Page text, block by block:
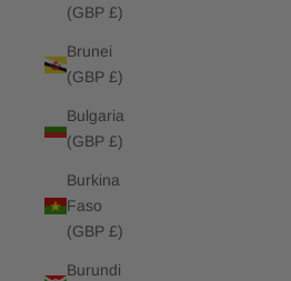
(GBP £)
Brunei
(GBP £)
Bulgaria
(GBP £)
Burkina
Faso
(GBP £)
Burundi